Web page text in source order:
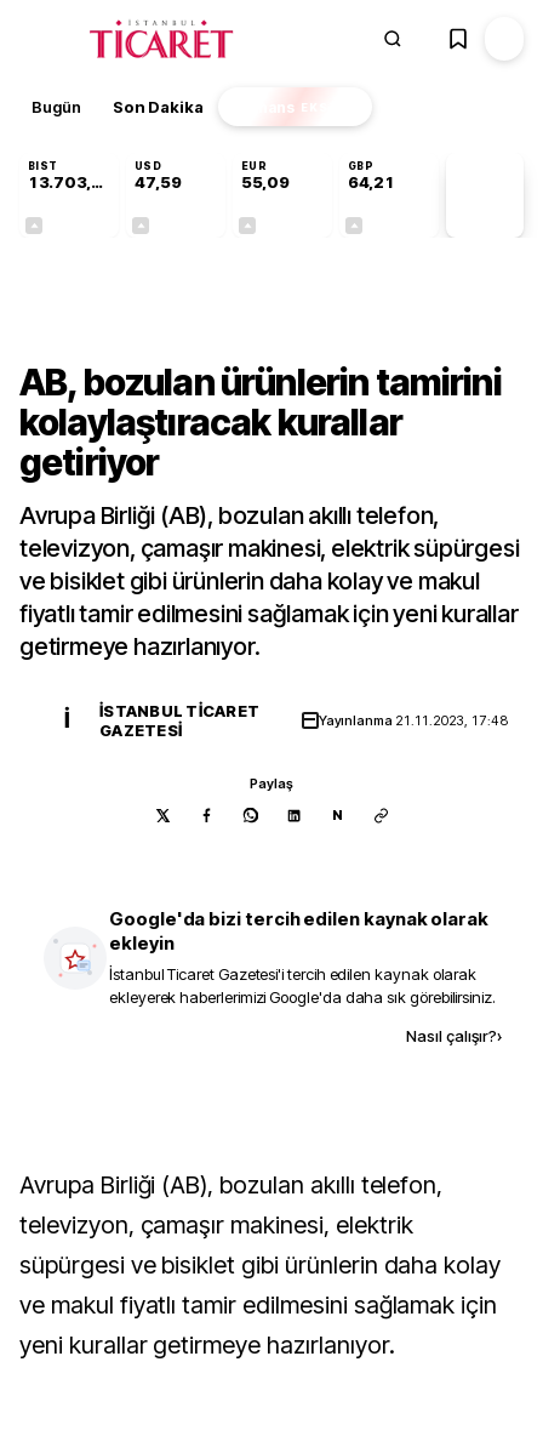
Bugün Son Dakika Finans EKSTRA
BIST
13.703,13
USD
47,59
EUR
55,09
GBP
64,21
AB, bozulan ürünlerin tamirini
kolaylaştıracak kurallar
getiriyor
Avrupa Birliği (AB), bozulan akıllı telefon,
televizyon, çamaşır makinesi, elektrik süpürgesi
ve bisiklet gibi ürünlerin daha kolay ve makul
fiyatlı tamir edilmesini sağlamak için yeni kurallar
getirmeye hazırlanıyor.
İ
İSTANBUL TICARET
GAZETESI
Yayınlanma 21.11.2023, 17:48
Paylaş
N
Google'da bizi tercih edilen kaynak olarak
ekleyin
İstanbul Ticaret Gazetesi'i tercih edilen kaynak olarak
ekleyerek haberlerimizi Google'da daha sık görebilirsiniz.
Nasıl çalışır?›
Avrupa Birliği (AB), bozulan akıllı telefon,
televizyon, çamaşır makinesi, elektrik
süpürgesi ve bisiklet gibi ürünlerin daha kolay
ve makul fiyatlı tamir edilmesini sağlamak için
yeni kurallar getirmeye hazırlanıyor.